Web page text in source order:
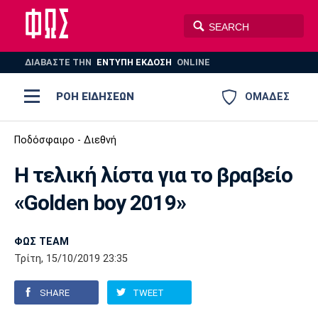
ΔΙΑΒΑΣΤΕ THN ΕΝΤΥΠΗ ΕΚΔΟΣΗ ONLINE
ΟΜΑΔΕΣ
ΡΟΗ ΕΙΔΗΣΕΩΝ
ΠΟΔΟΣΦΑΙΡΟ
ΣΠΟΡ
AUTO-MOTO
Ποδόσφαιρο
Super League 1
Super League 2
Γ Εθνική
Ελλάδα
Μπάσκετ
Ελλάδα
Εθνική
EuroLeague
Ολυμπιακοί Αγώνες
Βόλεϊ
Πόλο
Ολυμπιακός ΑΕΚ
Παναθηναϊκός Ατρόμητος
Ποδόσφαιρο - Διεθνή
Η τελική λίστα για το βραβείο
«Golden boy 2019»
ΦΩΣ TEAM
Τρίτη, 15/10/2019 23:35
SHARE TWEET